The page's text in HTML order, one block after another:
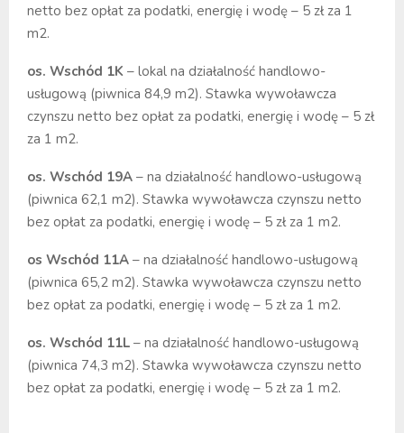
netto bez opłat za podatki, energię i wodę – 5 zł za 1
m2.
os. Wschód 1K – lokal na działalność handlowo-
usługową (piwnica 84,9 m2). Stawka wywoławcza
czynszu netto bez opłat za podatki, energię i wodę – 5 zł
za 1 m2.
os. Wschód 19A – na działalność handlowo-usługową
(piwnica 62,1 m2). Stawka wywoławcza czynszu netto
bez opłat za podatki, energię i wodę – 5 zł za 1 m2.
os Wschód 11A – na działalność handlowo-usługową
(piwnica 65,2 m2). Stawka wywoławcza czynszu netto
bez opłat za podatki, energię i wodę – 5 zł za 1 m2.
os. Wschód 11L – na działalność handlowo-usługową
(piwnica 74,3 m2). Stawka wywoławcza czynszu netto
bez opłat za podatki, energię i wodę – 5 zł za 1 m2.